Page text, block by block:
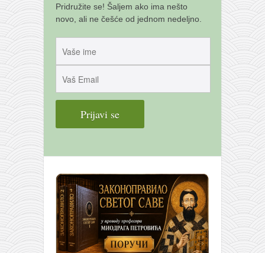
Pridružite se! Šaljem ako ima nešto
novo, ali ne češće od jednom nedeljno.